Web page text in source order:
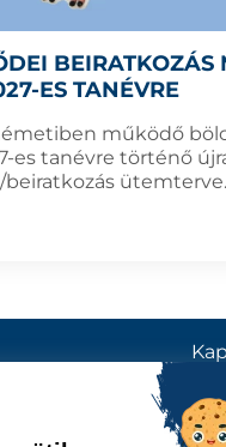
BEIRATKOZÁS
ES TANÉVRE
működő
es tanévre történő
beiratkozás ütemterve.